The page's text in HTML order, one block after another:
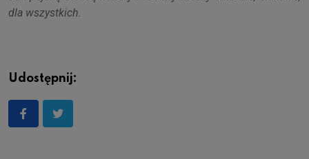
dla wszystkich.
Udostępnij: